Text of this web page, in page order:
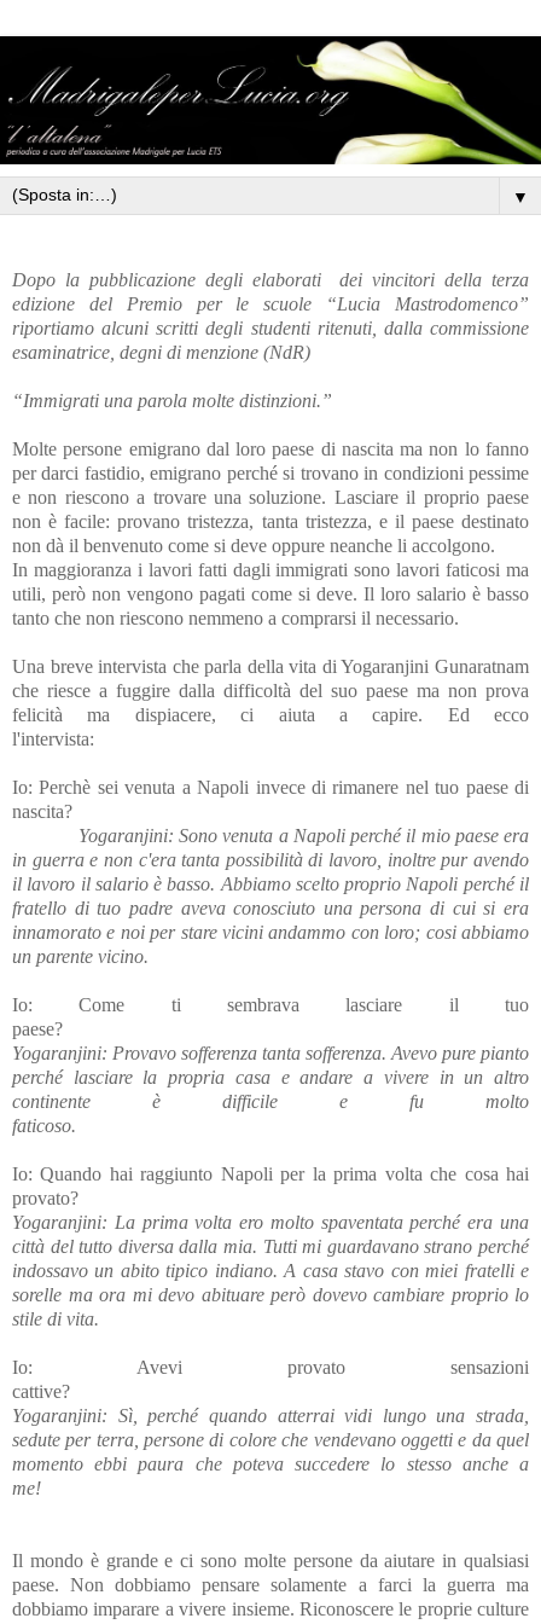
▼
Dopo la pubblicazione degli elaborati
dei vincitori della terza
edizione del Premio per le scuole “Lucia Mastrodomenco”
riportiamo alcuni scritti degli studenti ritenuti, dalla commissione
esaminatrice, degni di menzione (NdR)
“Immigrati una parola molte distinzioni.”
Molte persone emigrano dal loro paese di nascita ma non lo fanno
per darci fastidio, emigrano perché si trovano in condizioni pessime
e non riescono a trovare una soluzione. Lasciare il proprio paese
non è facile: provano tristezza, tanta tristezza, e il paese destinato
non dà il benvenuto come si deve oppure neanche li accolgono.
In maggioranza i lavori fatti dagli immigrati sono lavori faticosi ma
utili, però non vengono pagati come si deve. Il loro salario è basso
tanto che non riescono nemmeno a comprarsi il necessario.
Una breve intervista che parla della vita di Yogaranjini Gunaratnam
che riesce a fuggire dalla difficoltà del suo paese ma non prova
felicità ma dispiacere, ci aiuta a capire. Ed ecco
l'intervista:
Io: Perchè sei venuta a Napoli invece di rimanere nel tuo paese di
nascita?
Yogaranjini: Sono venuta a Napoli perché il mio paese era
in guerra e non c'era tanta possibilità di lavoro, inoltre pur avendo
il lavoro il salario è basso. Abbiamo scelto proprio Napoli perché il
fratello di tuo padre aveva conosciuto una persona di cui si era
innamorato e noi per stare vicini andammo con loro; cosi abbiamo
un parente vicino.
Io: Come ti sembrava lasciare il tuo
paese?
Yogaranjini: Provavo sofferenza tanta sofferenza. Avevo pure pianto
perché lasciare la propria casa e andare a vivere in un altro
continente è difficile e fu molto
faticoso.
Io: Quando hai raggiunto Napoli per la prima volta che cosa hai
provato?
Yogaranjini: La prima volta ero molto spaventata perché era una
città del tutto diversa dalla mia. Tutti mi guardavano strano perché
indossavo un abito tipico indiano. A casa stavo con miei fratelli e
sorelle ma ora mi devo abituare però dovevo cambiare proprio lo
stile di vita.
Io: Avevi provato sensazioni
cattive?
Yogaranjini: Sì, perché quando atterrai vidi lungo una strada,
sedute per terra, persone di colore che vendevano oggetti e da quel
momento ebbi paura che poteva succedere lo stesso anche a
me!
Il mondo è grande e ci sono molte persone da aiutare in qualsiasi
paese. Non dobbiamo pensare solamente a farci la guerra ma
dobbiamo imparare a vivere insieme. Riconoscere le proprie culture